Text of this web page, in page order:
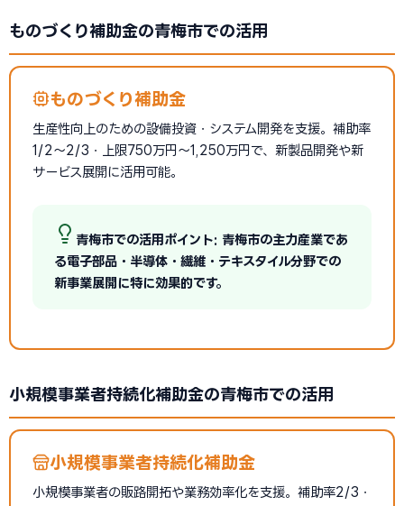
ものづくり補助金の青梅市での活用
ものづくり補助金
生産性向上のための設備投資・システム開発を支援。補助率
1/2〜2/3・上限750万円〜1,250万円で、新製品開発や新
サービス展開に活用可能。
青梅市での活用ポイント: 青梅市の主力産業であ
る電子部品・半導体・繊維・テキスタイル分野での
新事業展開に特に効果的です。
小規模事業者持続化補助金の青梅市での活用
小規模事業者持続化補助金
小規模事業者の販路開拓や業務効率化を支援。補助率2/3・